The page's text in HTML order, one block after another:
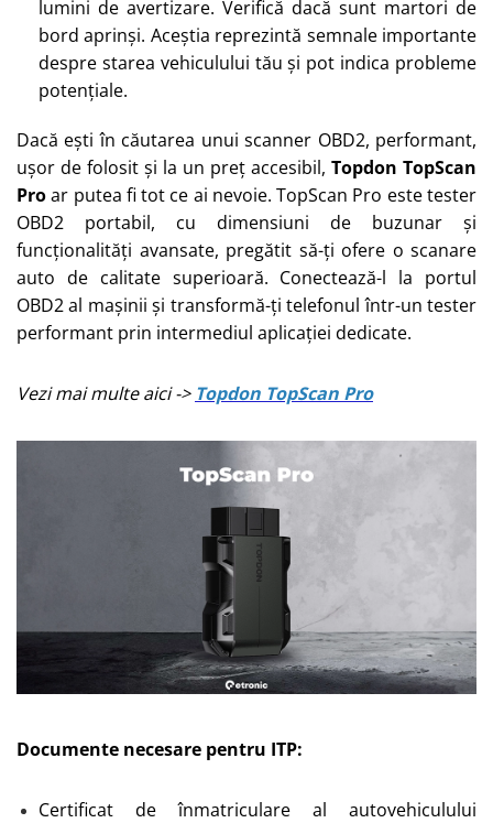
lumini de avertizare. Verifică dacă sunt martori de
bord aprinși. Aceștia reprezintă semnale importante
despre starea vehiculului tău și pot indica probleme
potențiale.
Dacă ești în căutarea unui scanner OBD2, performant,
ușor de folosit și la un preț accesibil, Topdon TopScan
Proar putea fi tot ce ai nevoie. TopScan Pro este tester
OBD2 portabil, cu dimensiuni de buzunar și
funcționalități avansate, pregătit să-ți ofere o scanare
auto de calitate superioară. Conectează-l la portul
OBD2 al mașinii și transformă-ți telefonul într-un tester
performant prin intermediul aplicației dedicate.
Vezi mai multe aici -> Topdon TopScan Pro
Documente necesare pentru ITP:
Certificat de înmatriculare al autovehiculului